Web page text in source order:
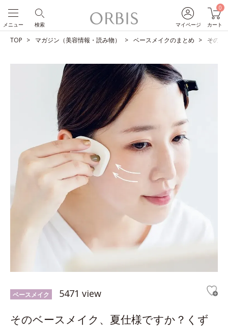
マイページ
0
カート
検索
メニュー
TOP マガジン（美容情報・読み物） ベースメイクのまとめ そのベ
ベースメイク 5471 view
そのベースメイク、夏仕様ですか？くず